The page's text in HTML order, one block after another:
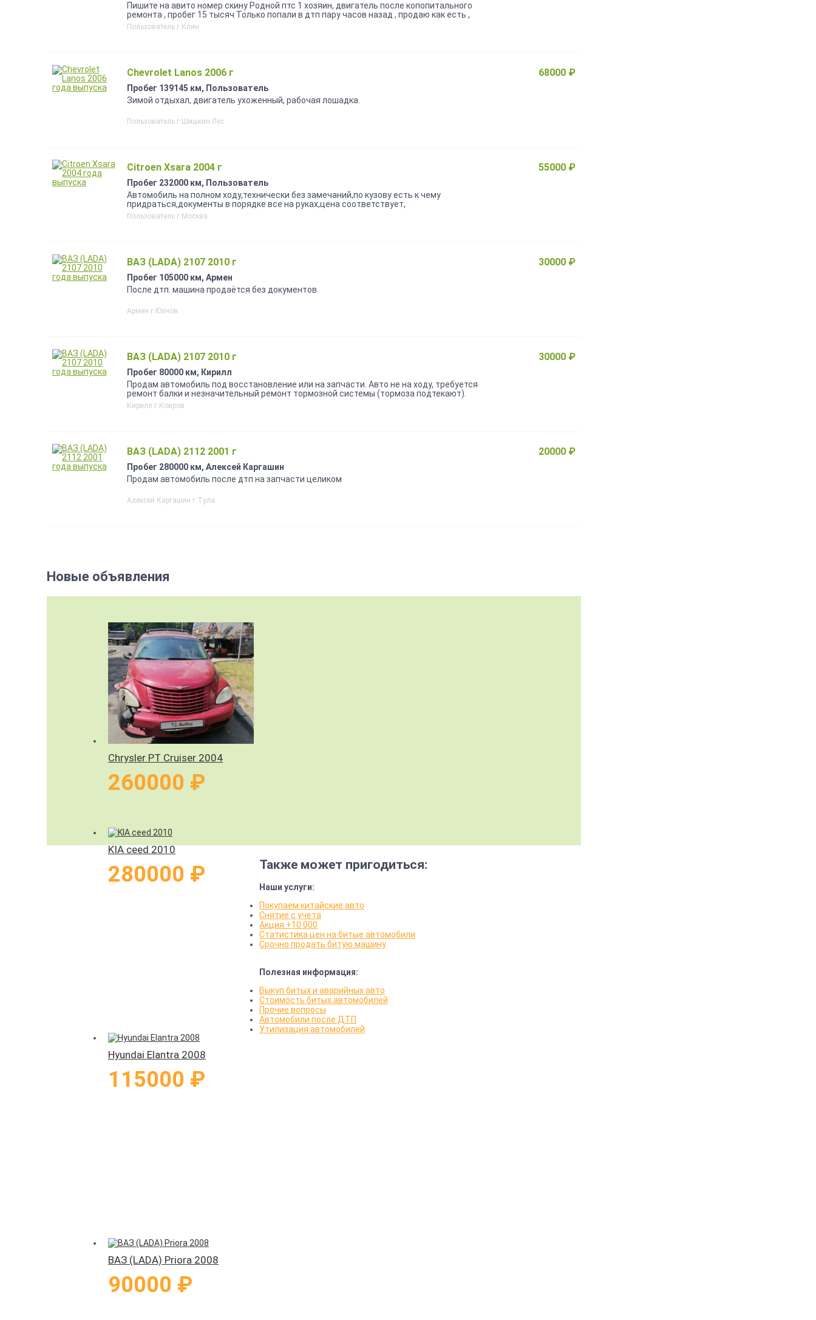
Пишите на авито номер скину Родной птс 1 хозяин, двигатель после копопитального
ремонта , пробег 15 тысяч Только попали в дтп пару часов назад , продаю как есть ,
строчно Торг уместен
Пользователь г.Клин
Chevrolet Lanos 2006 г
Пробег 139145 км, Пользователь
Зимой отдыхал, двигатель ухоженный, рабочая лошадка.
Пользователь г.Шишкин Лес
68000 ₽
Citroen Xsara 2004 г
Пробег 232000 км, Пользователь
Автомобиль на полном ходу,технически без замечаний,по кузову есть к чему
придраться,документы в порядке все на руках,цена соответствует,
Пользователь г.Москва
55000 ₽
ВАЗ (LADA) 2107 2010 г
Пробег 105000 км, Армен
После дтп. машина продаётся без документов
Армен г.Юхнов
30000 ₽
ВАЗ (LADA) 2107 2010 г
Пробег 80000 км, Кирилл
Продам автомобиль под восстановление или на запчасти. Авто не на ходу, требуется
ремонт балки и незначительный ремонт тормозной системы (тормоза подтекают).
Продается по цене чермета, так что без торга.
Кирилл г.Ковров
30000 ₽
ВАЗ (LADA) 2112 2001 г
Пробег 280000 км, Алексей Каргашин
Продам автомобиль после дтп на запчасти целиком
Алексей Каргашин г.Тула
20000 ₽
Новые объявления
Chrysler PT Cruiser 2004
260000 ₽
KIA ceed 2010
280000 ₽
Hyundai Elantra 2008
115000 ₽
ВАЗ (LADA) Priora 2008
90000 ₽
Также может пригодиться:
Наши услуги:
Покупаем китайские авто
Снятие с учета
Акция +10 000
Статистика цен на битые автомобили
Срочно продать битую машину
Полезная информация:
Выкуп битых и аварийных авто
Стоимость битых автомобилей
Прочие вопросы
Автомобили после ДТП
Утилизация автомобилей